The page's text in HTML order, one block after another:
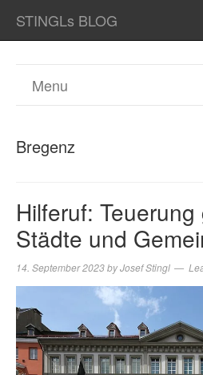
STINGLs BLOG
Menu
Bregenz
Hilferuf:
Städte und
14. September 2023byJosef Stingl